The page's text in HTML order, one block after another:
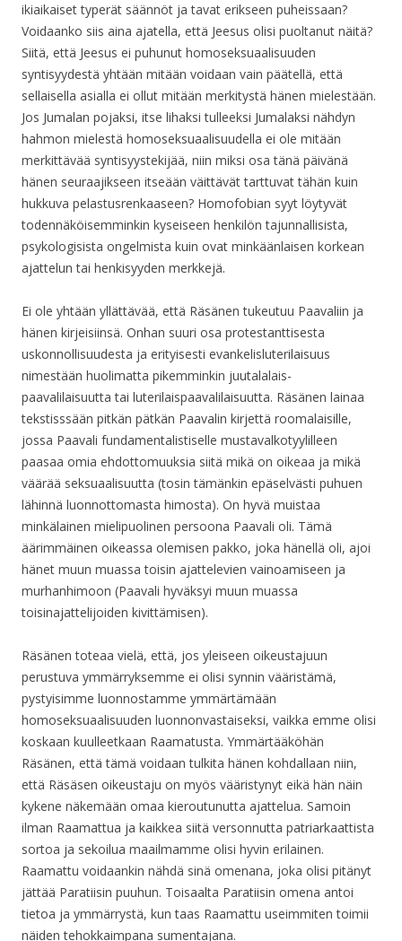
ikiaikaiset typerät säännöt ja tavat erikseen puheissaan?
Voidaanko siis aina ajatella, että Jeesus olisi puoltanut näitä?
Siitä, että Jeesus ei puhunut homoseksuaalisuuden
syntisyydestä yhtään mitään voidaan vain päätellä, että
sellaisella asialla ei ollut mitään merkitystä hänen mielestään.
Jos Jumalan pojaksi, itse lihaksi tulleeksi Jumalaksi nähdyn
hahmon mielestä homoseksuaalisuudella ei ole mitään
merkittävää syntisyystekijää, niin miksi osa tänä päivänä
hänen seuraajikseen itseään väittävät tarttuvat tähän kuin
hukkuva pelastusrenkaaseen? Homofobian syyt löytyvät
todennäköisemminkin kyseiseen henkilön tajunnallisista,
psykologisista ongelmista kuin ovat minkäänlaisen korkean
ajattelun tai henkisyyden merkkejä.
Ei ole yhtään yllättävää, että Räsänen tukeutuu Paavaliin ja
hänen kirjeisiinsä. Onhan suuri osa protestanttisesta
uskonnollisuudesta ja erityisesti evankelisluterilaisuus
nimestään huolimatta pikemminkin juutalalais-
paavalilaisuutta tai luterilaispaavalilaisuutta. Räsänen lainaa
tekstisssään pitkän pätkän Paavalin kirjettä roomalaisille,
jossa Paavali fundamentalistiselle mustavalkotyylilleen
paasaa omia ehdottomuuksia siitä mikä on oikeaa ja mikä
väärää seksuaalisuutta (tosin tämänkin epäselvästi puhuen
lähinnä luonnottomasta himosta). On hyvä muistaa
minkälainen mielipuolinen persoona Paavali oli. Tämä
äärimmäinen oikeassa olemisen pakko, joka hänellä oli, ajoi
hänet muun muassa toisin ajattelevien vainoamiseen ja
murhanhimoon (Paavali hyväksyi muun muassa
toisinajattelijoiden kivittämisen).
Räsänen toteaa vielä, että, jos yleiseen oikeustajuun
perustuva ymmärryksemme ei olisi synnin vääristämä,
pystyisimme luonnostamme ymmärtämään
homoseksuaalisuuden luonnonvastaiseksi, vaikka emme olisi
koskaan kuulleetkaan Raamatusta. Ymmärtääköhän
Räsänen, että tämä voidaan tulkita hänen kohdallaan niin,
että Räsäsen oikeustaju on myös vääristynyt eikä hän näin
kykene näkemään omaa kieroutunutta ajattelua. Samoin
ilman Raamattua ja kaikkea siitä versonnutta patriarkaattista
sortoa ja sekoilua maailmamme olisi hyvin erilainen.
Raamattu voidaankin nähdä sinä omenana, joka olisi pitänyt
jättää Paratiisin puuhun. Toisaalta Paratiisin omena antoi
tietoa ja ymmärrystä, kun taas Raamattu useimmiten toimii
näiden tehokkaimpana sumentajana.